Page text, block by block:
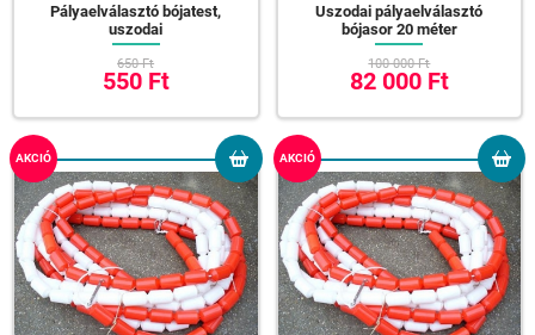
Pályaelválasztó bójatest,
uszodai
650 Ft
550 Ft
Uszodai pályaelválasztó
bójasor 20 méter
100 000 Ft
82 000 Ft
AKCIÓ AKCIÓ